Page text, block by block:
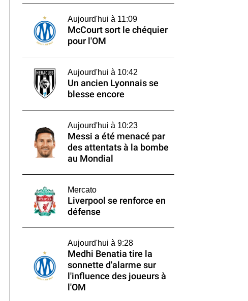
Aujourd'hui à 11:09
McCourt sort le chéquier
pour l'OM
Aujourd'hui à 10:42
Un ancien Lyonnais se
blesse encore
Aujourd'hui à 10:23
Messi a été menacé par
des attentats à la bombe
au Mondial
Mercato
Liverpool se renforce en
défense
Aujourd'hui à 9:28
Medhi Benatia tire la
sonnette d'alarme sur
l'influence des joueurs à
l'OM